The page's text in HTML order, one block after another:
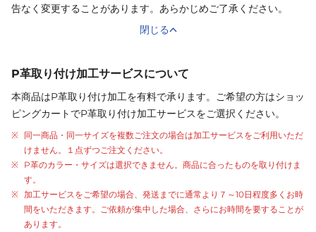
告なく変更することがあります。あらかじめご了承ください。
閉じる
P革取り付け加工サービスについて
本商品はP革取り付け加工を有料で承ります。ご希望の方はショッ
ピングカートでP革取り付け加工サービスをご選択ください。
同一商品・同一サイズを複数ご注文の場合は加工サービスをご利用いただ
けません。１点ずつご注文ください。
P革のカラー・サイズは選択できません。商品に合ったものを取り付けま
す。
加工サービスをご希望の場合、発送までに通常より ７～10日程度多くお時
間をいただきます。ご依頼が集中した場合、さらにお時間を要することが
あります。